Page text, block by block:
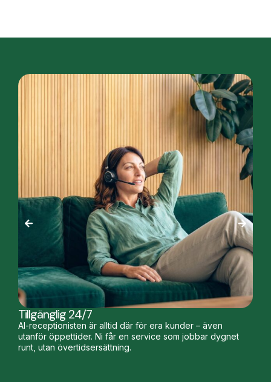
Tillgänglig 24/7
AI-receptionisten är alltid där för era kunder – även
utanför öppettider. Ni får en service som jobbar dygnet
runt, utan övertidsersättning.